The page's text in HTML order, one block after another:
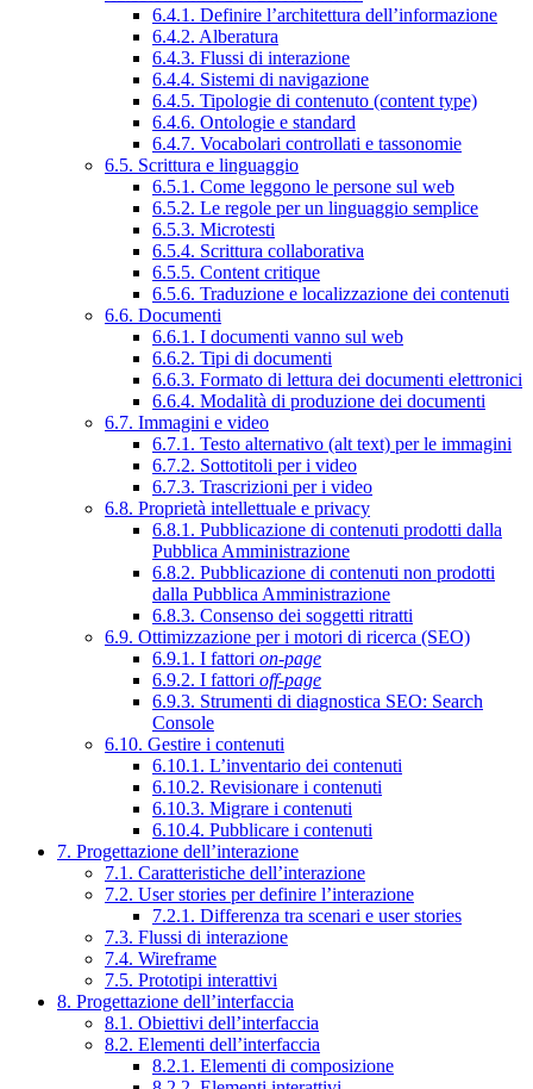
6.4.1. Definire l’architettura dell’informazione
6.4.2. Alberatura
6.4.3. Flussi di interazione
6.4.4. Sistemi di navigazione
6.4.5. Tipologie di contenuto (content type)
6.4.6. Ontologie e standard
6.4.7. Vocabolari controllati e tassonomie
6.5. Scrittura e linguaggio
6.5.1. Come leggono le persone sul web
6.5.2. Le regole per un linguaggio semplice
6.5.3. Microtesti
6.5.4. Scrittura collaborativa
6.5.5. Content critique
6.5.6. Traduzione e localizzazione dei contenuti
6.6. Documenti
6.6.1. I documenti vanno sul web
6.6.2. Tipi di documenti
6.6.3. Formato di lettura dei documenti elettronici
6.6.4. Modalità di produzione dei documenti
6.7. Immagini e video
6.7.1. Testo alternativo (alt text) per le immagini
6.7.2. Sottotitoli per i video
6.7.3. Trascrizioni per i video
6.8. Proprietà intellettuale e privacy
6.8.1. Pubblicazione di contenuti prodotti dalla
Pubblica Amministrazione
6.8.2. Pubblicazione di contenuti non prodotti
dalla Pubblica Amministrazione
6.8.3. Consenso dei soggetti ritratti
6.9. Ottimizzazione per i motori di ricerca (SEO)
6.9.1. I fattori on-page
6.9.2. I fattori off-page
6.9.3. Strumenti di diagnostica SEO: Search
Console
6.10. Gestire i contenuti
6.10.1. L’inventario dei contenuti
6.10.2. Revisionare i contenuti
6.10.3. Migrare i contenuti
6.10.4. Pubblicare i contenuti
7. Progettazione dell’interazione
7.1. Caratteristiche dell’interazione
7.2. User stories per definire l’interazione
7.2.1. Differenza tra scenari e user stories
7.3. Flussi di interazione
7.4. Wireframe
7.5. Prototipi interattivi
8. Progettazione dell’interfaccia
8.1. Obiettivi dell’interfaccia
8.2. Elementi dell’interfaccia
8.2.1. Elementi di composizione